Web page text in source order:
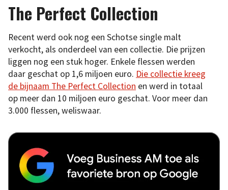
The Perfect Collection
Recent werd ook nog een Schotse single malt
verkocht, als onderdeel van een collectie. Die prijzen
liggen nog een stuk hoger. Enkele flessen werden
daar geschat op 1,6 miljoen euro. Die collectie kreeg
de bijnaam The Perfect Collection en werd in totaal
op meer dan 10 miljoen euro geschat. Voor meer dan
3.000 flessen, weliswaar.